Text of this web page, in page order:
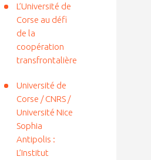
L’Université de
Corse au défi
de la
coopération
transfrontalière
Université de
Corse / CNRS /
Université Nice
Sophia
Antipolis :
L’Institut